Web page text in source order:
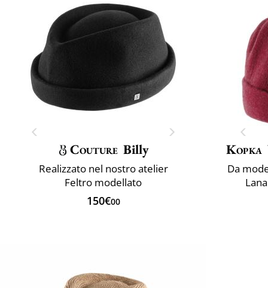
Couture Billy
Realizzato nel nostro atelier
Feltro modellato
150€00
Kopka
Da